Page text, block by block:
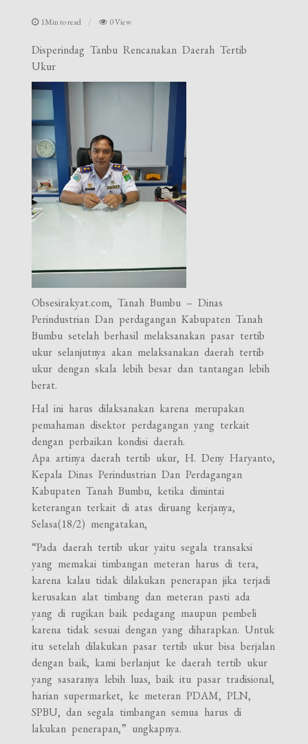
1Min to read 0 View
Disperindag Tanbu Rencanakan Daerah Tertib
Ukur
Obsesirakyat.com, Tanah Bumbu – Dinas
Perindustrian Dan perdagangan Kabupaten Tanah
Bumbu setelah berhasil melaksanakan pasar tertib
ukur selanjutnya akan melaksanakan daerah tertib
ukur dengan skala lebih besar dan tantangan lebih
berat.
Hal ini harus dilaksanakan karena merupakan
pemahaman disektor perdagangan yang terkait
dengan perbaikan kondisi daerah.
Apa artinya daerah tertib ukur, H. Deny Haryanto,
Kepala Dinas Perindustrian Dan Perdagangan
Kabupaten Tanah Bumbu, ketika dimintai
keterangan terkait di atas diruang kerjanya,
Selasa(18/2) mengatakan,
“Pada daerah tertib ukur yaitu segala transaksi
yang memakai timbangan meteran harus di tera,
karena kalau tidak dilakukan penerapan jika terjadi
kerusakan alat timbang dan meteran pasti ada
yang di rugikan baik pedagang maupun pembeli
karena tidak sesuai dengan yang diharapkan. Untuk
itu setelah dilakukan pasar tertib ukur bisa berjalan
dengan baik, kami berlanjut ke daerah tertib ukur
yang sasaranya lebih luas, baik itu pasar tradisional,
harian supermarket, ke meteran PDAM, PLN,
SPBU, dan segala timbangan semua harus di
lakukan penerapan,” ungkapnya.